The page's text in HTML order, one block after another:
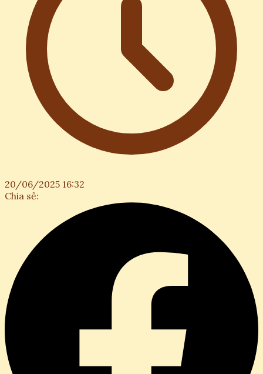
20/06/2025 16:32
Chia sẻ: